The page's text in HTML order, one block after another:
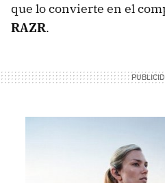
que lo convierte en el
RAZR.